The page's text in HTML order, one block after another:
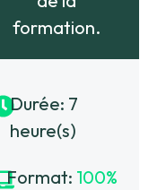
formation.
Durée: 7
heure(s)
Format: 100%